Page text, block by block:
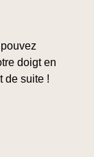
doigt en
de suite !